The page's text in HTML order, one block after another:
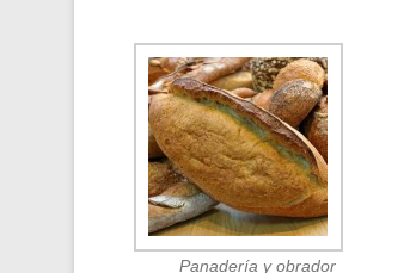
Panadería y obrador